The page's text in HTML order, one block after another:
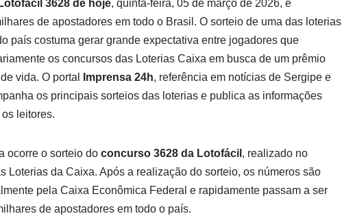
3628 de hoje, quinta-feira, 05 de março de 2026, é
de apostadores em todo o Brasil. O sorteio de uma das loterias
país costuma gerar grande expectativa entre jogadores que
os concursos das Loterias Caixa em busca de um prêmio
vida. O portal
Imprensa 24h, referência em notícias de Sergipe e
os principais sorteios das loterias e publica as informações
leitores.
ocorre o sorteio do concurso 3628 da Lotofácil , realizado no
Loterias da Caixa. Após a realização do sorteio, os números são
pela Caixa Econômica Federal e rapidamente passam a ser
de apostadores em todo o país.